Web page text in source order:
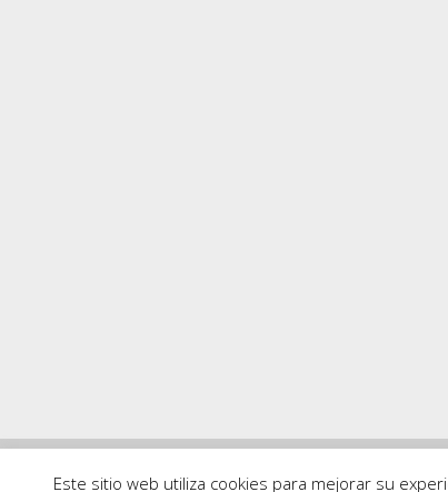
Este sitio web utiliza cookies para mejorar su